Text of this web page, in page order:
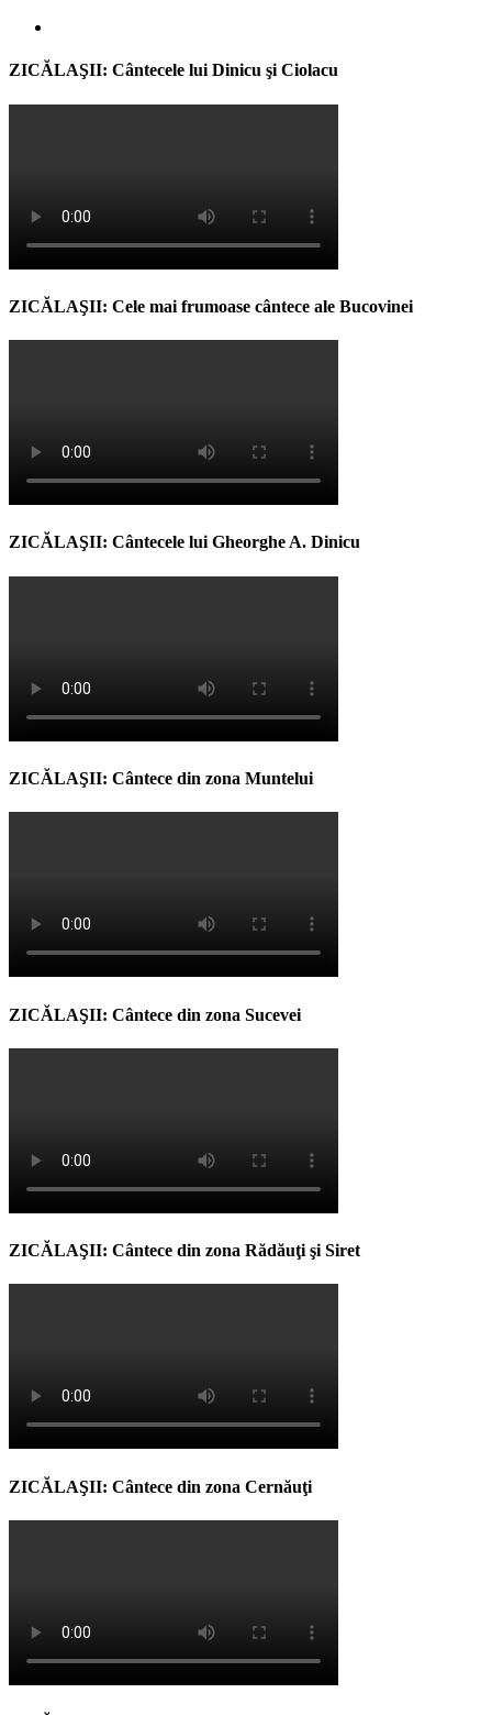
ZICĂLAŞII: Cântecele lui Dinicu şi Ciolacu
ZICĂLAŞII: Cele mai frumoase cântece ale Bucovinei
ZICĂLAŞII: Cântecele lui Gheorghe A. Dinicu
ZICĂLAŞII: Cântece din zona Muntelui
ZICĂLAŞII: Cântece din zona Sucevei
ZICĂLAŞII: Cântece din zona Rădăuţi şi Siret
ZICĂLAŞII: Cântece din zona Cernăuţi